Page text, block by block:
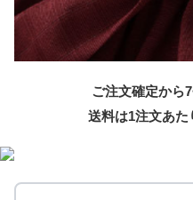
ご注文確定から
送料は1注文あた